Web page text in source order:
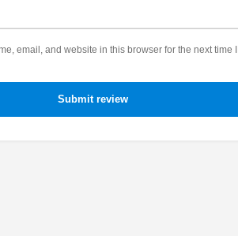
email, and website in this browser for the next time I
Submit review